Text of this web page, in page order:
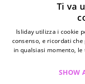
© 2026
Ti va
Isliday utilizza i cookie
consenso, e ricordati
in qualsiasi momento,
SHOW